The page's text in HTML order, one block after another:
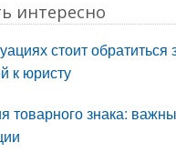
интересно
стоит обратиться
к юристу
товарного знака: